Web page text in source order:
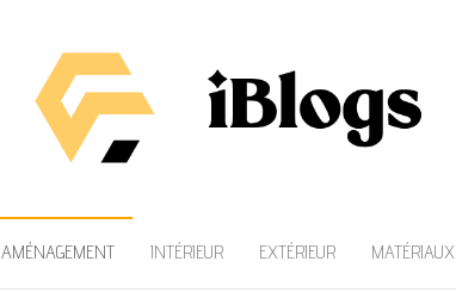
AMÉNAGEMENT INTÉRIEUR EXTÉRIEUR MATÉRIAUX